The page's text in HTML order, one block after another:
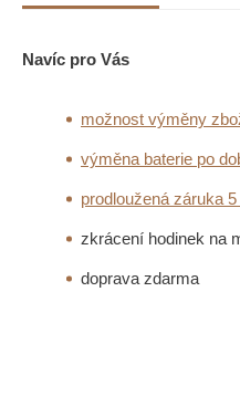
Navíc pro Vás
možnost výměny
výměna baterie po
prodloužená záruka 5
zkrácení hodinek na
doprava zdarma